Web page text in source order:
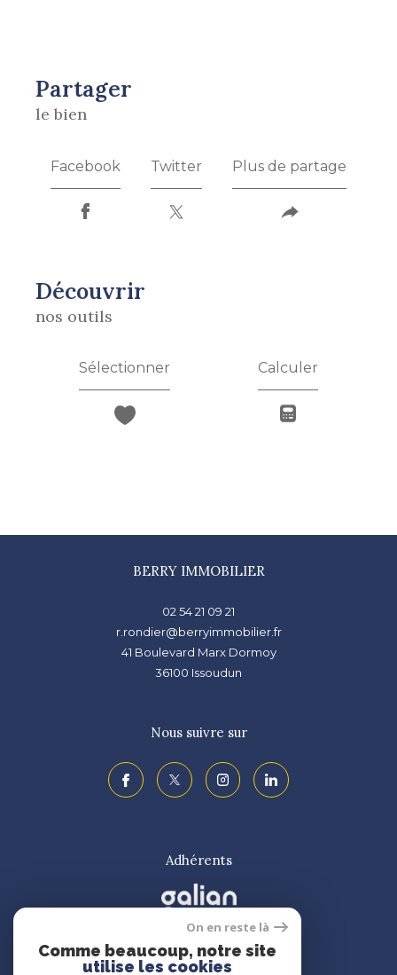
partager
le bien
Facebook Twitter Plus de partage
découvrir
nos outils
Sélectionner Calculer
BERRY IMMOBILIER
02 54 21 09 21
r.rondier@berryimmobilier.fr
41 Boulevard Marx Dormoy
36100 issoudun
Nous suivre sur
Adhérents
On en reste là
Comme beaucoup, notre site
utilise les cookies